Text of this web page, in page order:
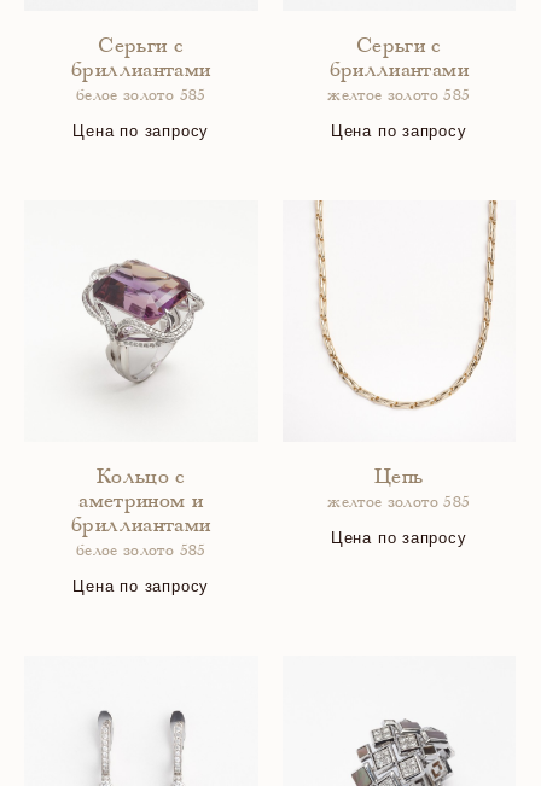
Серьги с
бриллиантами
белое золото 585
Цена по запросу
Серьги с
бриллиантами
желтое золото 585
Цена по запросу
Кольцо с
аметрином и
бриллиантами
белое золото 585
Цена по запросу
Цепь
желтое золото 585
Цена по запросу